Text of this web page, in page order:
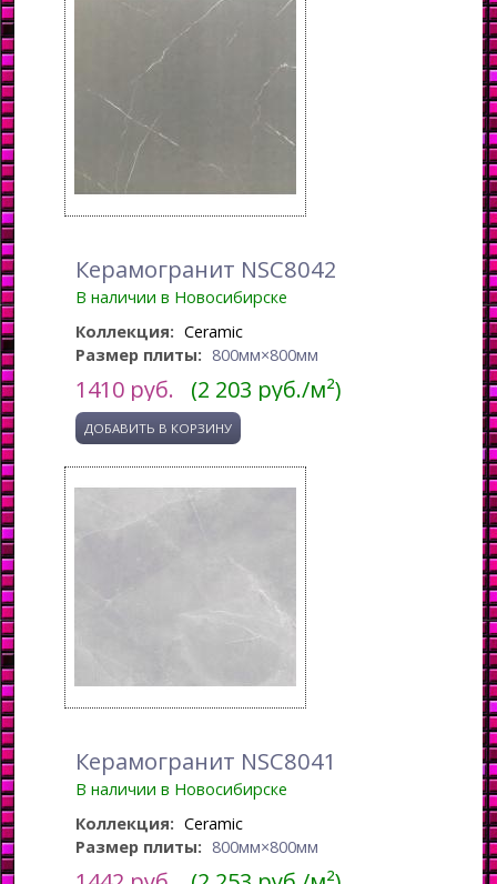
Керамогранит NSC8042
В наличии в Новосибирске
Коллекция: Ceramic
Размер плиты: 800мм×800мм
1410 руб. (2 203 руб./м²)
Керамогранит NSC8041
В наличии в Новосибирске
Коллекция: Ceramic
Размер плиты: 800мм×800мм